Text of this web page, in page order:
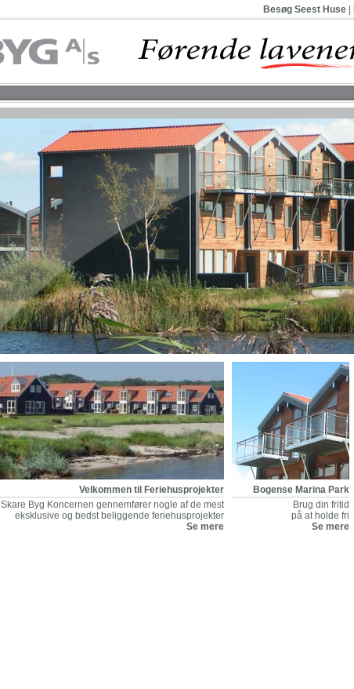
Besøg Seest Huse|
Velkommen til Feriehusprojekter
Skare Byg Koncernen gennemfører nogle af de mest
eksklusive og bedst beliggende feriehusprojekter
Se mere
Bogense Marina Park
Brug din fritid
på at holde fri
Se mere